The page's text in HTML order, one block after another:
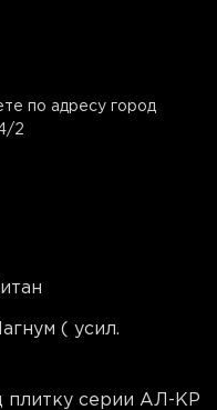
по адресу город
2
( усил.
плитку серии АЛ-КР